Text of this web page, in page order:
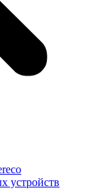
устройств